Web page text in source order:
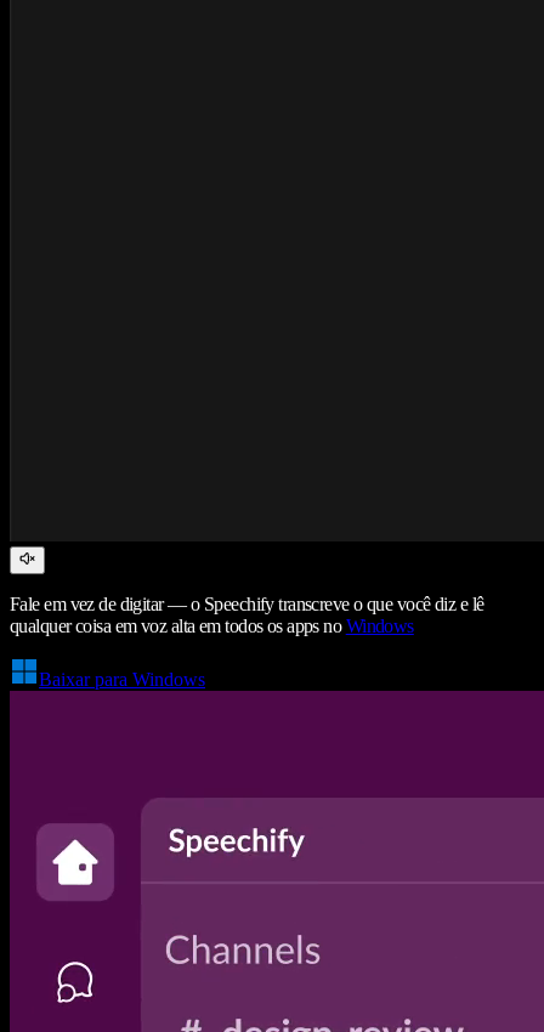
Fale em vez de digitar — o Speechify transcreve o que você diz e lê
qualquer coisa em voz alta em todos os apps noWindows
Baixar para Windows